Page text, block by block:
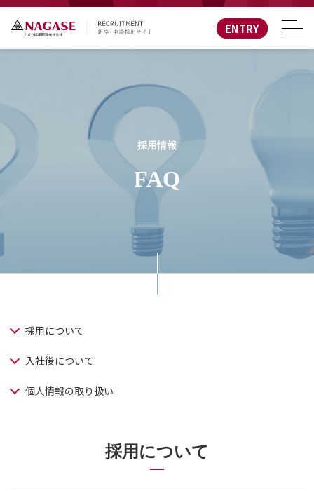
ENTRY
採用情報
FAQ
採用について
入社後について
個人情報の取り扱い
採用について